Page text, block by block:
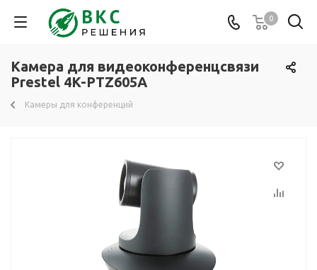
0
Камера для видеоконференцсвязи
Prestel 4K-PTZ605A
Камеры для конференций